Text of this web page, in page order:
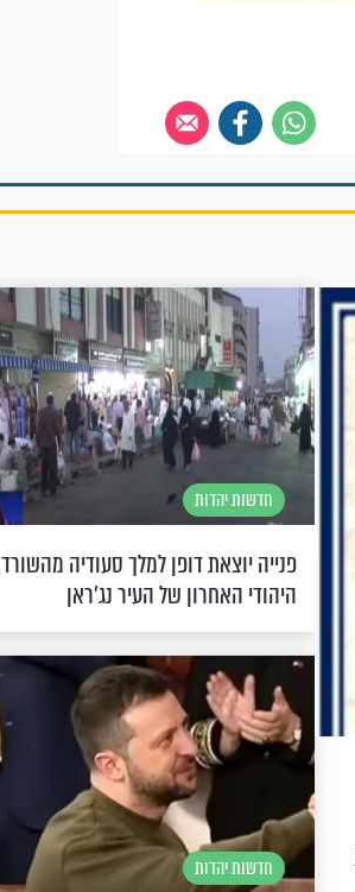
חדשות יהדות
פנייה יוצאת דופן למלך סעודיה מהשורד
היהודי האחרון של העיר נג'ראן
חדשות יהדות